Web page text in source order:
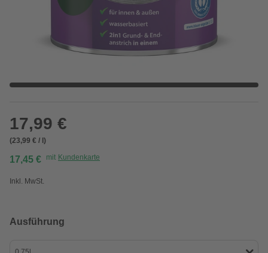
17,99 €
(23,99 € / l)
17,45 € mit Kundenkarte
Inkl. MwSt.
Ausführung